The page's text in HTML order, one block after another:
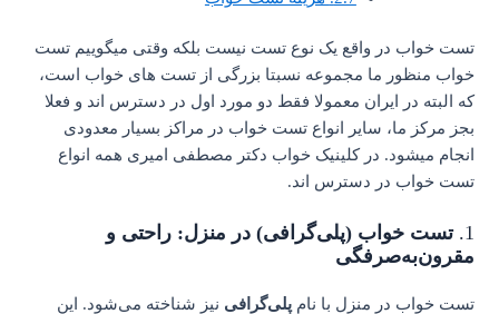
تست خواب در واقع یک نوع تست نیست بلکه وقتی میگوییم تست
خواب منظور ما مجموعه نسبتا بزرگی از تست های خواب است،
که البته در ایران معمولا فقط دو مورد اول در دسترس اند و فعلا
بجز مرکز ما، سایر انواع تست خواب در مراکز بسیار معدودی
انجام میشود. در کلینیک خواب دکتر مصطفی امیری همه انواع
تست خواب در دسترس اند.
تست خواب (پلی‌گرافی) در منزل: راحتی و
مقرون‌به‌صرفگی
تست خواب در منزل با نام پلی‌گرافی نیز شناخته می‌شود. این